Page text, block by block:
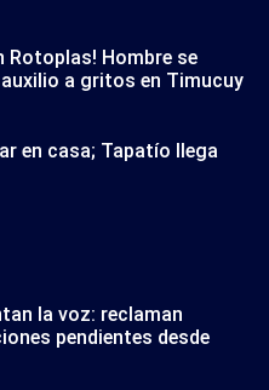
Rotoplas! Hombre se
a gritos en Timucuy
en casa; Tapatío llega
la voz: reclaman
pendientes desde